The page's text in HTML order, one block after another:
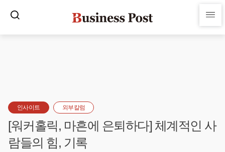
인사이트 외부칼럼
[워커홀릭, 마흔에 은퇴하다] 체계적인 사
람들의 힘, 기록